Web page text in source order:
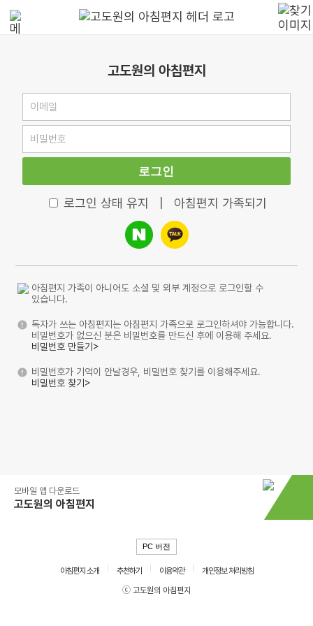
고도원의 아침편지
로그인
로그인 상태 유지 아침편지 가족되기
아침편지 가족이 아니어도 소셜 및 외부 계정으로 로그인할 수
있습니다.
독자가 쓰는 아침편지는 아침편지 가족으로 로그인하셔야 가능합니다.
비밀번호가 없으신 분은 비밀번호를 만드신 후에 이용해 주세요.
비밀번호 만들기>
비밀번호가 기억이 안날경우, 비밀번호 찾기를 이용해주세요.
비밀번호 찾기>
모바일 앱 다운로드
고도원의 아침편지
PC 버전
아침편지 소개 추천하기 이용약관
개인정보 처리방침
ⓒ 고도원의 아침편지